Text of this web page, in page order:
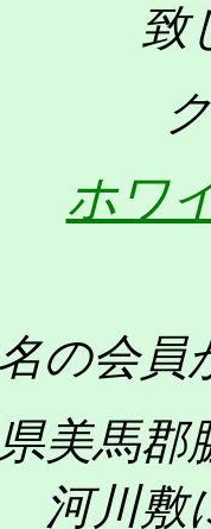
致
ホワ
の会員
美馬
河川敷